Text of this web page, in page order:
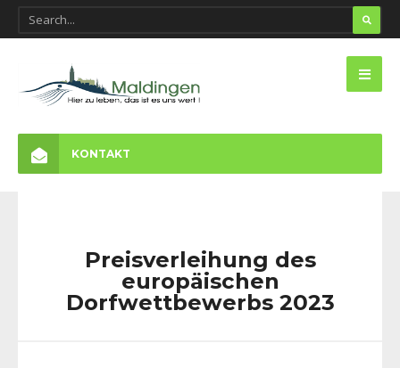
KONTAKT
Preisverleihung des
europäischen
Dorfwettbewerbs 2023